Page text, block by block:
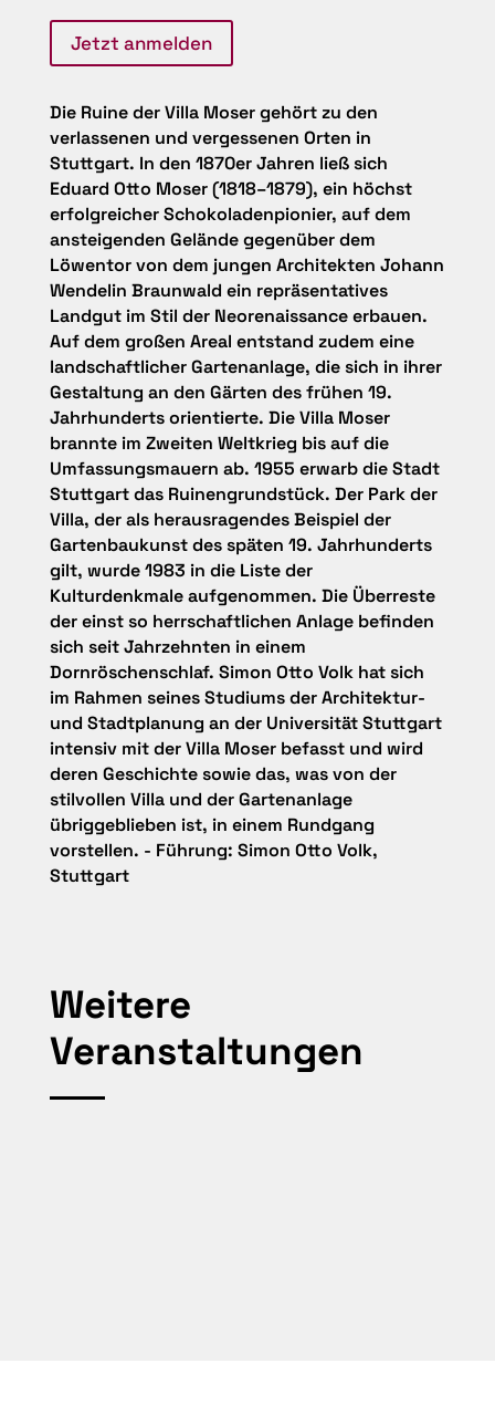
Jetzt anmelden
Die Ruine der Villa Moser gehört zu den
verlassenen und vergessenen Orten in
Stuttgart. In den 1870er Jahren ließ sich
Eduard Otto Moser (1818–1879), ein höchst
erfolgreicher Schokoladenpionier, auf dem
ansteigenden Gelände gegenüber dem
Löwentor von dem jungen Architekten Johann
Wendelin Braunwald ein repräsentatives
Landgut im Stil der Neorenaissance erbauen.
Auf dem großen Areal entstand zudem eine
landschaftlicher Gartenanlage, die sich in ihrer
Gestaltung an den Gärten des frühen 19.
Jahrhunderts orientierte. Die Villa Moser
brannte im Zweiten Weltkrieg bis auf die
Umfassungsmauern ab. 1955 erwarb die Stadt
Stuttgart das Ruinengrundstück. Der Park der
Villa, der als herausragendes Beispiel der
Gartenbaukunst des späten 19. Jahrhunderts
gilt, wurde 1983 in die Liste der
Kulturdenkmale aufgenommen. Die Überreste
der einst so herrschaftlichen Anlage befinden
sich seit Jahrzehnten in einem
Dornröschenschlaf. Simon Otto Volk hat sich
im Rahmen seines Studiums der Architektur-
und Stadtplanung an der Universität Stuttgart
intensiv mit der Villa Moser befasst und wird
deren Geschichte sowie das, was von der
stilvollen Villa und der Gartenanlage
übriggeblieben ist, in einem Rundgang
vorstellen. - Führung: Simon Otto Volk,
Stuttgart
Weitere
Veranstaltungen